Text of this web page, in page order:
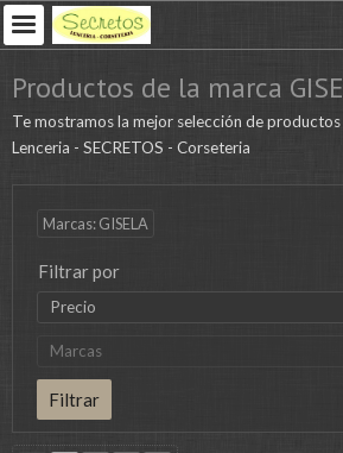
Productos de la marca
Te mostramos la mejor selección de productos
Lenceria - SECRETOS - Corseteria
Marcas: GISELA
Filtrar por
Precio
Marcas